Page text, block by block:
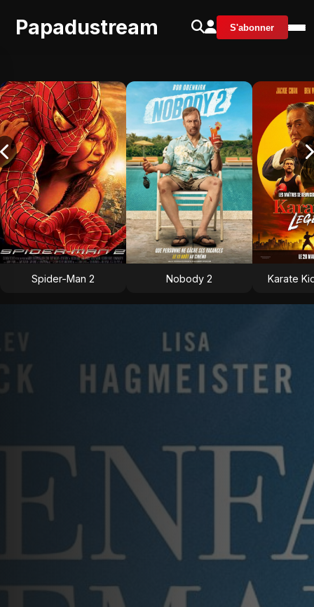
Papadustream S'abonner
Spider-Man 2 Nobody 2 Karate